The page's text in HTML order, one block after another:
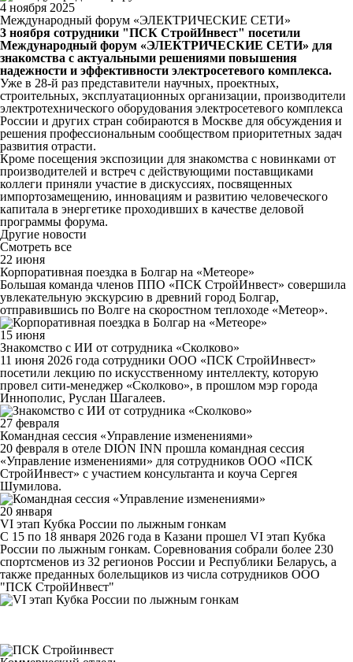
4 ноября 2025
Международный форум «ЭЛЕКТРИЧЕСКИЕ СЕТИ»
3 ноября сотрудники "ПСК СтройИнвест" посетили
Международный форум «ЭЛЕКТРИЧЕСКИЕ СЕТИ» для
знакомства с актуальными решениями повышения
надежности и эффективности электросетевого комплекса.
Уже в 28-й раз представители научных, проектных,
строительных, эксплуатационных организации, производители
электротехнического оборудования электросетевого комплекса
России и других стран собираются в Москве для обсуждения и
решения профессиональным сообществом приоритетных задач
развития отрасти.
Кроме посещения экспозиции для знакомства с новинками от
производителей и встреч с действующими поставщиками
коллеги приняли участие в дискуссиях, посвященных
импортозамещению, инновациям и развитию человеческого
капитала в энергетике проходивших в качестве деловой
программы форума.
Другие новости
Смотреть все
22 июня
Корпоративная поездка в Болгар на «Метеоре»
Большая команда членов ППО «ПСК СтройИнвест» совершила
увлекательную экскурсию в древний город Болгар,
отправившись по Волге на скоростном теплоходе «Метеор».
15 июня
Знакомство с ИИ от сотрудника «Сколково»
11 июня 2026 года сотрудники ООО «ПСК СтройИнвест»
посетили лекцию по искусственному интеллекту, которую
провел сити-менеджер «Сколково», в прошлом мэр города
Иннополис, Руслан Шагалеев.
27 февраля
Командная сессия «Управление изменениями»
20 февраля в отеле DION INN прошла командная сессия
«Управление изменениями» для сотрудников ООО «ПСК
СтройИнвест» с участием консультанта и коуча Сергея
Шумилова.
20 января
VI этап Кубка России по лыжным гонкам
С 15 по 18 января 2026 года в Казани прошел VI этап Кубка
России по лыжным гонкам. Соревнования собрали более 230
спортсменов из 32 регионов России и Республики Беларусь, а
также преданных болельщиков из числа сотрудников ООО
"ПСК СтройИнвест"